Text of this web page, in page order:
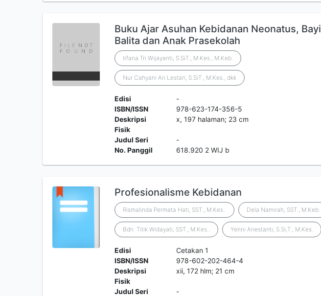
Buku Ajar Asuhan Kebidanan Neonatus, Bayi
Balita dan Anak Prasekolah
Irfana Tri Wijayanti, S.SiT., M.Kes., M.Keb.
Nur Cahyani Ari Lestari, S.SiT., M.Kes., dkk
Edisi
-
ISBN/ISSN
978-623-174-356-5
Deskripsi
Fisik
x, 197 halaman; 23 cm
Judul Seri
-
No. Panggil
618.920 2 WIJ b
Profesionalisme Kebidanan
Rismalinda Permata Hati, SST., M.Kes.. Dela Namirah, SST., M.Keb.
Bdn. Titik Widayati, SST., M.Kes.. Yenni Ariestanti, S.Si,T., M.Kes.
Edisi
Cetakan 1
ISBN/ISSN
978-602-202-464-4
Deskripsi
Fisik
xii, 172 hlm; 21 cm
Judul Seri
-